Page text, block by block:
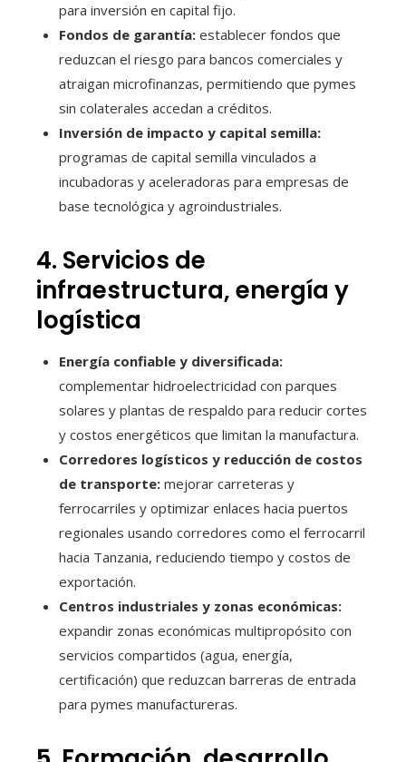
para inversión en capital fijo.
Fondos de garantía: establecer fondos que
reduzcan el riesgo para bancos comerciales y
atraigan microfinanzas, permitiendo que pymes
sin colaterales accedan a créditos.
Inversión de impacto y capital semilla:
programas de capital semilla vinculados a
incubadoras y aceleradoras para empresas de
base tecnológica y agroindustriales.
4. Servicios de
infraestructura, energía y
logística
Energía confiable y diversificada:
complementar hidroelectricidad con parques
solares y plantas de respaldo para reducir cortes
y costos energéticos que limitan la manufactura.
Corredores logísticos y reducción de costos
de transporte: mejorar carreteras y
ferrocarriles y optimizar enlaces hacia puertos
regionales usando corredores como el ferrocarril
hacia Tanzania, reduciendo tiempo y costos de
exportación.
Centros industriales y zonas económicas:
expandir zonas económicas multipropósito con
servicios compartidos (agua, energía,
certificación) que reduzcan barreras de entrada
para pymes manufactureras.